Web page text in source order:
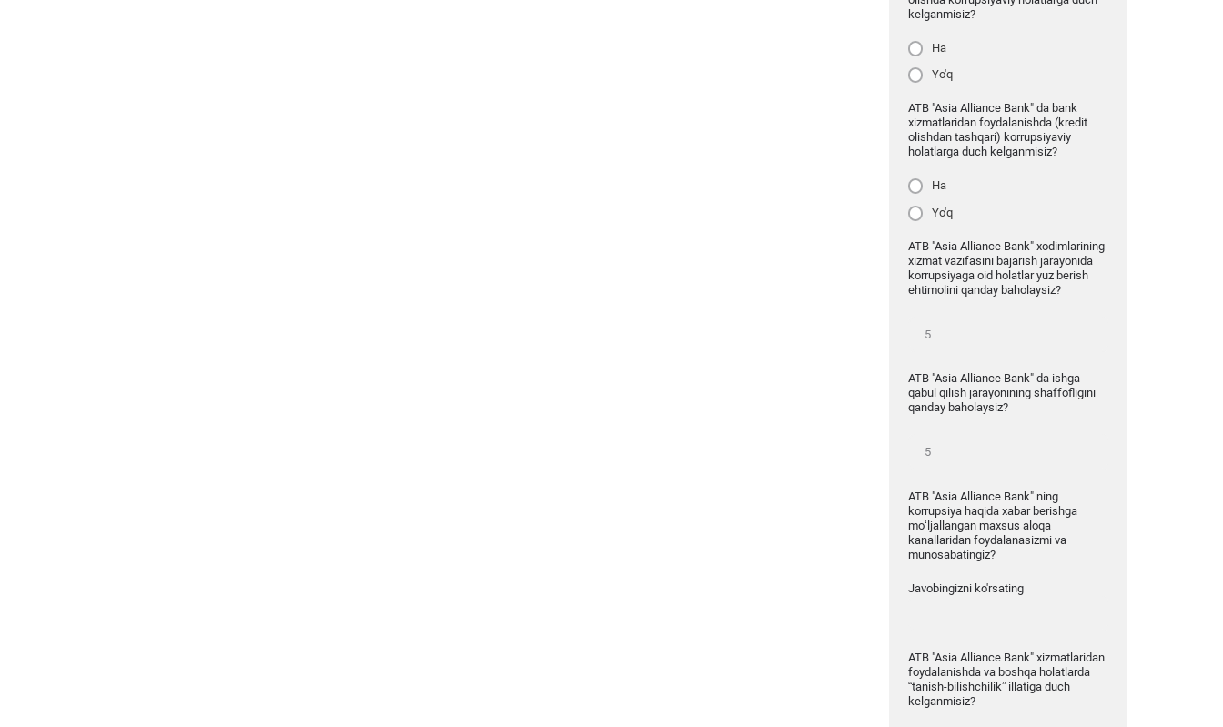
kelganmisiz?
Ha
Yo'q
ATB "Asia Alliance Bank" da bank
xizmatlaridan foydalanishda (kredit
olishdan tashqari) korrupsiyaviy
holatlarga duch kelganmisiz?
Ha
Yo'q
ATB "Asia Alliance Bank" xodimlarining
xizmat vazifasini bajarish jarayonida
korrupsiyaga oid holatlar yuz berish
ehtimolini qanday baholaysiz?
ATB "Asia Alliance Bank" da ishga
qabul qilish jarayonining shaffofligini
qanday baholaysiz?
ATB "Asia Alliance Bank" ning
korrupsiya haqida xabar berishga
mo‘ljallangan maxsus aloqa
kanallaridan foydalanasizmi va
munosabatingiz?
Javobingizni ko'rsating
ATB "Asia Alliance Bank" xizmatlaridan
foydalanishda va boshqa holatlarda
“tanish-bilishchilik” illatiga duch
kelganmisiz?